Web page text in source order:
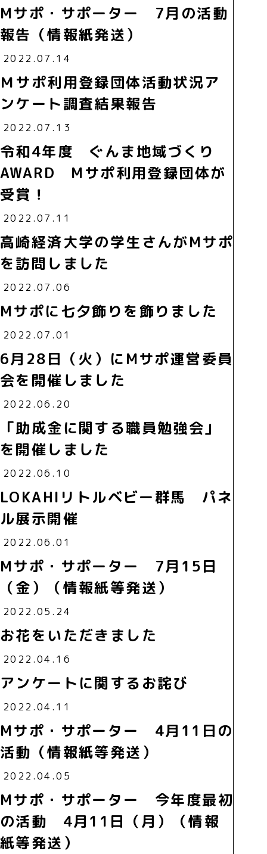
Mサポ・サポーター 7月の活動
報告（情報紙発送）
2022.07.14
Ｍサポ利用登録団体活動状況ア
ンケート調査結果報告
2022.07.13
令和4年度 ぐんま地域づくり
AWARD Mサポ利用登録団体が
受賞！
2022.07.11
高崎経済大学の学生さんがMサポ
を訪問しました
2022.07.06
Mサポに七夕飾りを飾りました
2022.07.01
6月28日（火）にMサポ運営委員
会を開催しました
2022.06.20
「助成金に関する職員勉強会」
を開催しました
2022.06.10
LOKAHIリトルベビー群馬 パネ
ル展示開催
2022.06.01
Mサポ・サポーター 7月15日
（金）（情報紙等発送）
2022.05.24
お花をいただきました
2022.04.16
アンケートに関するお詫び
2022.04.11
Mサポ・サポーター 4月11日の
活動（情報紙等発送）
2022.04.05
Mサポ・サポーター 今年度最初
の活動 4月11日（月）（情報
紙等発送）